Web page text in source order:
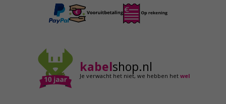
kabelshop.nl
Je verwacht het niet,we hebben hetwel